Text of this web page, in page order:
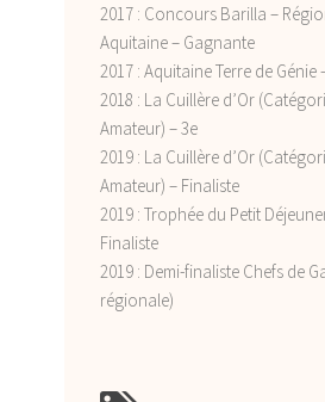
2017 : Concours Barilla –
Aquitaine – Gagnante
2017 : Aquitaine Terre de Génie
2018 : La Cuillère d’Or
Amateur) – 3e
2019 : La Cuillère d’Or
Amateur) – Finaliste
2019 : Trophée du Petit
Finaliste
2019 : Demi-finaliste Chefs de
régionale)